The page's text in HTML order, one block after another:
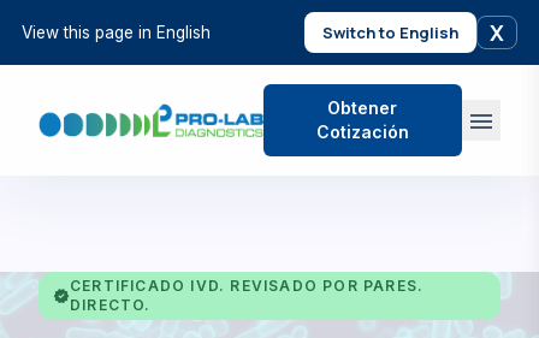
Obtener
Cotización
menu
verified
CERTIFICADO IVD. REVISADO POR PARES.
DIRECTO.
View this page in English Switch to English X